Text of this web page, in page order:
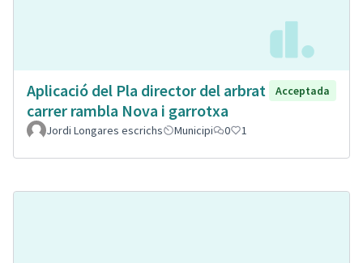
Aplicació del Pla director del arbrat
carrer rambla Nova i garrotxa
Acceptada
Jordi Longares escrichs Municipi 0 1